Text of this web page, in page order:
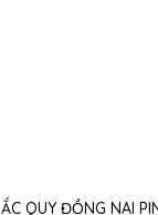
ẮC QUY ĐỒNG NAI